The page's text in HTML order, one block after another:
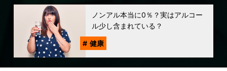
ノンアル本当に0％？実はアルコー
ル少し含まれている？
健康